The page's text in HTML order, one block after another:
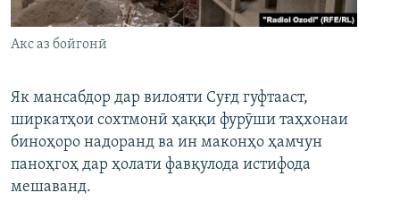
Акс аз бойгонӣ
Як мансабдор дар вилояти Суғд гуфтааст,
ширкатҳои сохтмонӣ ҳаққи фурӯши таҳхонаи
биноҳоро надоранд ва ин маконҳо ҳамчун
паноҳгоҳ дар ҳолати фавқулода истифода
мешаванд.